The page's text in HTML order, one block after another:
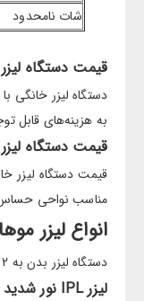
شات نامحدود
قیمت دستگاه
دستگاه لیزر خانگی
به هزینه‌های قابل
قیمت دستگاه
مناسب نواحی حساس هستند و قیمت آنها در حدود بازه 4,000,000
انواع لیزر
دستگاه لیزر بدن به 2 نوع اصلی تقسیم می شوند، در این بخش نحوه عملکرد و مزایا هر نوع را بررسی می‌کنیم.
لیزر IPL نور شدید پالسی